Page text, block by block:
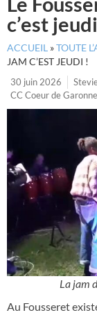
c’est
ACCUEIL »TOUTE
JAM C’EST JEUDI !
30 juin 2026
CC Coeur de Garonne
La jam
Au Fousseret